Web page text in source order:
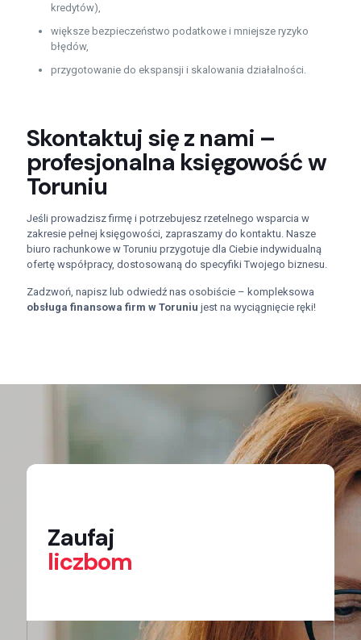
kredytów),
większe bezpieczeństwo podatkowe i mniejsze ryzyko
błędów,
przygotowanie do ekspansji i skalowania działalności.
Skontaktuj się z nami –
profesjonalna księgowość w
Toruniu
Jeśli prowadzisz firmę i potrzebujesz rzetelnego wsparcia w
zakresie pełnej księgowości, zapraszamy do kontaktu. Nasze
biuro rachunkowe w Toruniu przygotuje dla Ciebie indywidualną
ofertę współpracy, dostosowaną do specyfiki Twojego biznesu.
Zadzwoń, napisz lub odwiedź nas osobiście – kompleksowa
obsługa finansowa firm w Toruniu jest na wyciągnięcie ręki!
Zaufaj
liczbom